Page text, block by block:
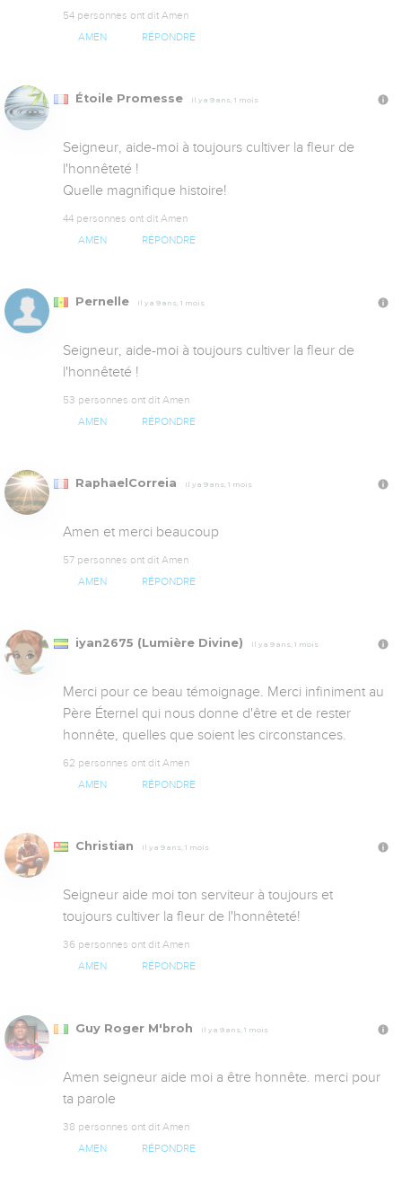
54 personnes ont dit Amen
AMEN RÉPONDRE
Étoile Promesse Il y a 9 ans, 1 mois
Seigneur, aide-moi à toujours cultiver la fleur de
l'honnêteté !
Quelle magnifique histoire!
44 personnes ont dit Amen
AMEN RÉPONDRE
Pernelle Il y a 9 ans, 1 mois
Seigneur, aide-moi à toujours cultiver la fleur de
l'honnêteté !
53 personnes ont dit Amen
AMEN RÉPONDRE
RaphaelCorreia Il y a 9 ans, 1 mois
Amen et merci beaucoup
57 personnes ont dit Amen
AMEN RÉPONDRE
iyan2675 (Lumière Divine) Il y a 9 ans, 1 mois
Merci pour ce beau témoignage. Merci infiniment au
Père Éternel qui nous donne d'être et de rester
honnête, quelles que soient les circonstances.
62 personnes ont dit Amen
AMEN RÉPONDRE
Christian Il y a 9 ans, 1 mois
Seigneur aide moi ton serviteur à toujours et
toujours cultiver la fleur de l'honnêteté!
36 personnes ont dit Amen
AMEN RÉPONDRE
Guy Roger M'broh Il y a 9 ans, 1 mois
Amen seigneur aide moi a être honnête. merci pour
ta parole
38 personnes ont dit Amen
AMEN RÉPONDRE